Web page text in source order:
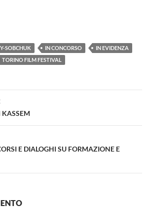
SOBCHUK IN CONCORSO
IN EVIDENZA
TORINO FILM FESTIVAL
KASSEM
E DIALOGHI SU FORMAZIONE E